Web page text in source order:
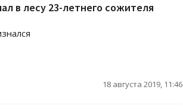
в лесу 23-летнего сожителя
18 августа 2019, 11:46